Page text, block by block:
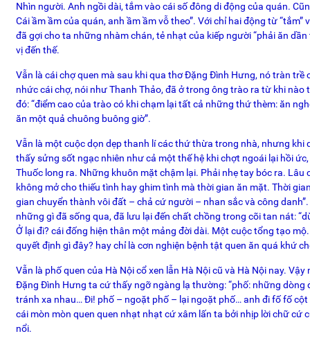
Nhìn người. Anh ngồi dài, tắm vào cái số đông di động của quán.
Cái ầm ầm của quán, anh ầm ầm vỗ theo”. Với chỉ hai động từ “tắm”
đã gợi cho ta những nhàm chán, tẻ nhạt của kiếp người “phải ăn
vị đến thế.
Vẫn là cái chợ quen mà sau khi qua thơ Đặng Đình Hưng, nó tràn
nhức cái chợ, nói như Thanh Thảo, đã ở trong ông trào ra từ khi
đó: “điểm cao của trào có khi chạm lại tất cả những thứ thèm: ăn
ăn một quả chuông buông giờ”.
Vẫn là một cuộc dọn dẹp thanh lí các thứ thừa trong nhà, nhưng
thấy sửng sốt ngạc nhiên như cả một thế hệ khi chợt ngoái lại hồi ức,
Thuốc long ra. Những khuôn mặt chậm lại. Phải nhẹ tay bóc ra. Lâu
không mở cho thiếu tình hay ghim tình mà thời gian ăn mặt. Thời
gian chuyển thành vôi đất – chả cứ người – nhan sắc và công
những gì đã sống qua, đã lưu lại đến chất chồng trong cõi tan nát:
Ở lại đi? cái đống hiện thân một mảng đời dài. Một cuộc tổng tạo
quyết định gì đây? hay chỉ là cơn nghiện bệnh tật quen ăn quá khứ
Vẫn là phố quen của Hà Nội cổ xen lẫn Hà Nội cũ và Hà Nội nay.
Đặng Đình Hưng ta cứ thấy ngỡ ngàng lạ thường: “phố: những dòng
tránh xa nhau… Đi! phố – ngoặt phố – lại ngoặt phố… anh đi fố fố cột
cái mòn mòn quen quen nhạt nhạt cứ xâm lấn ta bởi nhịp lời chữ cứ
nổi.